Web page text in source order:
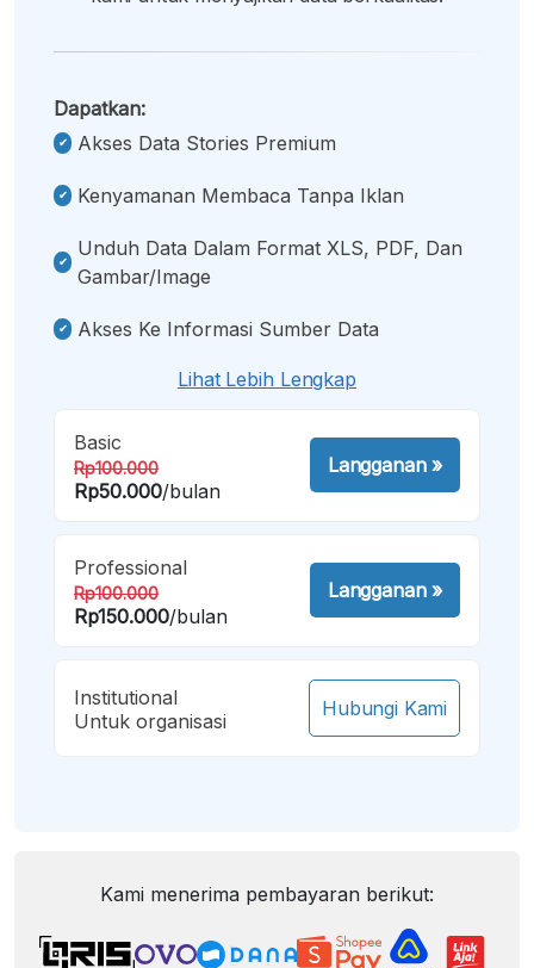
Dapatkan:
Akses Data Stories Premium
Kenyamanan Membaca Tanpa Iklan
Unduh Data Dalam Format XLS, PDF, Dan
Gambar/image
Akses Ke Informasi Sumber Data
Lihat Lebih Lengkap
Basic
Rp100.000
Rp50.000/bulan
Langganan»
Professional
Rp100.000
Rp150.000/bulan
Langganan»
Institutional
Untuk organisasi
Hubungi Kami
Kami menerima pembayaran berikut: